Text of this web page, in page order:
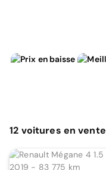
12 voitures en vente